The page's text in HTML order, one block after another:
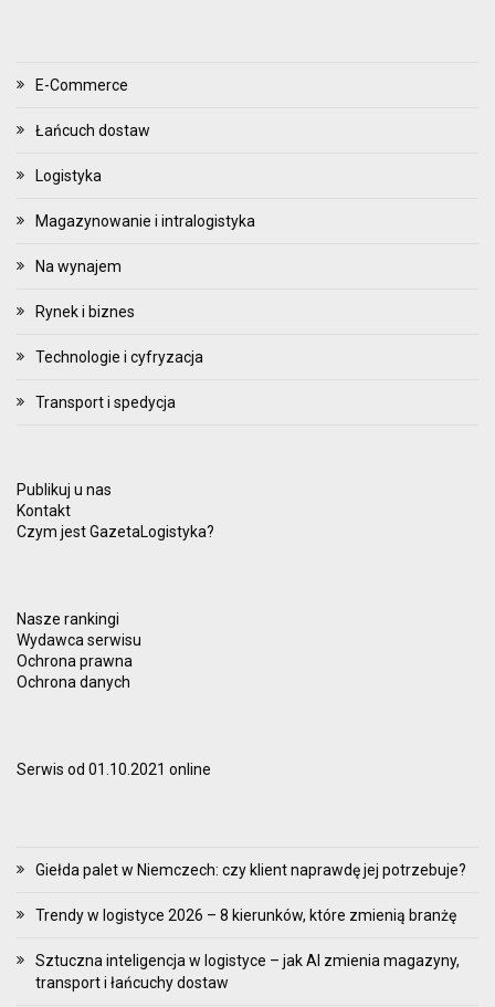
E-Commerce
Łańcuch dostaw
Logistyka
Magazynowanie i intralogistyka
Na wynajem
Rynek i biznes
Technologie i cyfryzacja
Transport i spedycja
Publikuj u nas
Kontakt
Czym jest GazetaLogistyka?
Nasze rankingi
Wydawca serwisu
Ochrona prawna
Ochrona danych
Serwis od 01.10.2021 online
Giełda palet w Niemczech: czy klient naprawdę jej potrzebuje?
Trendy w logistyce 2026 – 8 kierunków, które zmienią branżę
Sztuczna inteligencja w logistyce – jak AI zmienia magazyny,
transport i łańcuchy dostaw